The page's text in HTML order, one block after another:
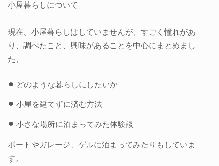
小屋暮らしについて
現在、小屋暮らしはしていませんが、すごく憧れがあ
り、調べたこと、興味があることを中心にまとめまし
た。
どのような暮らしにしたいか
小屋を建てずに済む方法
小さな場所に泊まってみた体験談
ボートやガレージ、ゲルに泊まってみたりもしていま
す。